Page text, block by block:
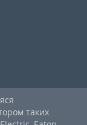
таких